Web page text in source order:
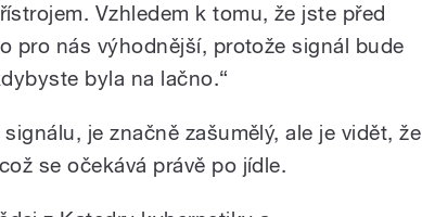
Vzhledem k tomu, že jste před
pro nás výhodnější, protože signál bude
byla na lačno.“
je značně zašumělý, ale je vidět, že
se očekává právě po jídle.